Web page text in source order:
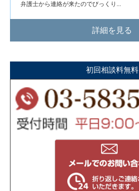
弁護士から連絡が来たのでびっくり...
詳細を見る
初回相談料無料